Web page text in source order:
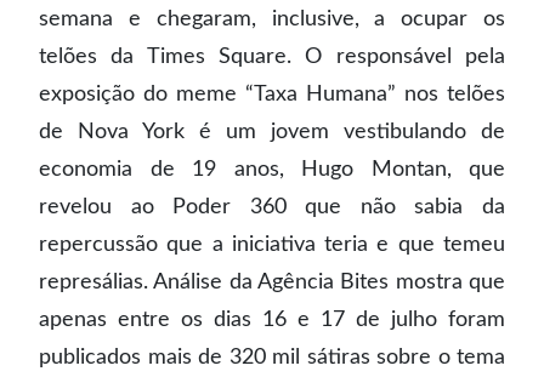
semana e chegaram, inclusive, a ocupar os
telões da Times Square. O responsável pela
exposição do meme “Taxa Humana” nos telões
de Nova York é um jovem vestibulando de
economia de 19 anos, Hugo Montan, que
revelou ao Poder 360 que não sabia da
repercussão que a iniciativa teria e que temeu
represálias. Análise da Agência Bites mostra que
apenas entre os dias 16 e 17 de julho foram
publicados mais de 320 mil sátiras sobre o tema